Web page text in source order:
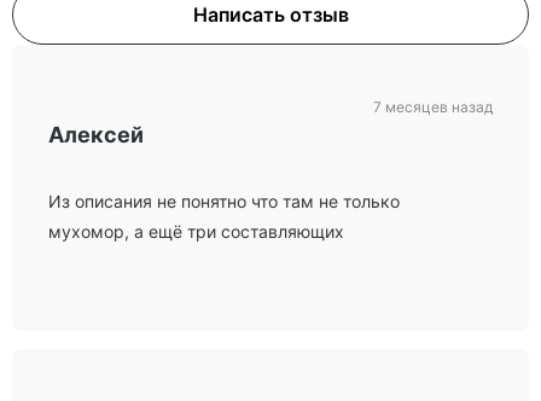
Написать отзыв
Алексей
Из описания не понятно что там не только
мухомор, а ещё три составляющих
7 месяцев назад